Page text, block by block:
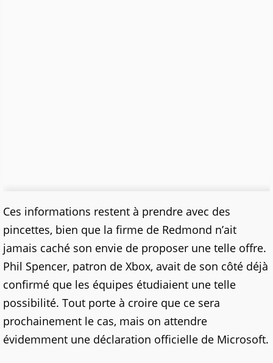
Ces informations restent à prendre avec des
pincettes, bien que la firme de Redmond n’ait
jamais caché son envie de proposer une telle offre.
Phil Spencer, patron de Xbox, avait de son côté déjà
confirmé que les équipes étudiaient une telle
possibilité. Tout porte à croire que ce sera
prochainement le cas, mais on attendre
évidemment une déclaration officielle de Microsoft.